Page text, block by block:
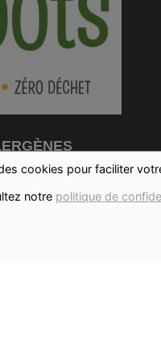
cookies pour faciliter
notre politique de
de
Si vous souhaitez